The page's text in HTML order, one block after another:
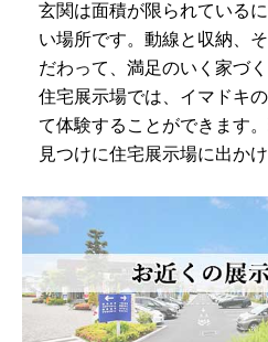
玄関は面積が限られている
い場所です。動線と収納、
だわって、満足のいく家づ
住宅展示場では、イマドキ
て体験することができます
見つけに住宅展示場に出か